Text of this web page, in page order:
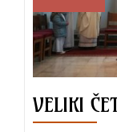
VELIKI